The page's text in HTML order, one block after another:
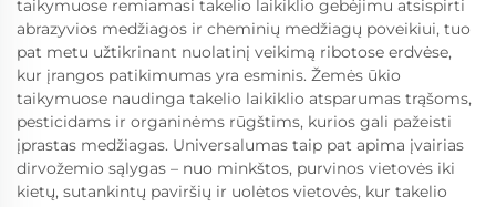
taikymuose remiamasi takelio laikiklio gebėjimu atsispirti
abrazyvios medžiagos ir cheminių medžiagų poveikiui, tuo
pat metu užtikrinant nuolatinį veikimą ribotose erdvėse,
kur įrangos patikimumas yra esminis. Žemės ūkio
taikymuose naudinga takelio laikiklio atsparumas trąšoms,
pesticidams ir organinėms rūgštims, kurios gali pažeisti
įprastas medžiagas. Universalumas taip pat apima įvairias
dirvožemio sąlygas – nuo minkštos, purvinos vietovės iki
kietų, sutankintų paviršių ir uolėtos vietovės, kur takelio